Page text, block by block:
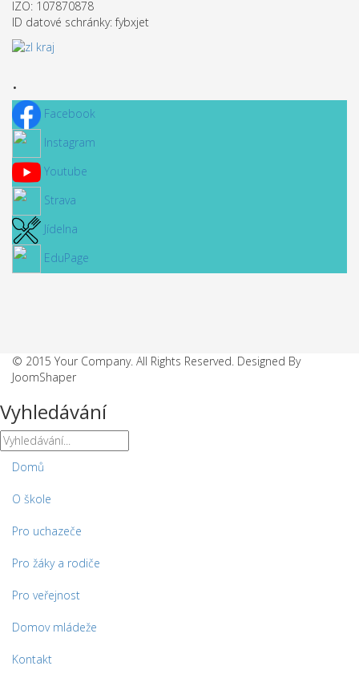
IZO: 107870878
ID datové schránky: fybxjet
.
Facebook
Instagram
Youtube
Strava
Jídelna
EduPage
© 2015 Your Company. All Rights Reserved. Designed By
JoomShaper
Vyhledávání
Domů
O škole
Pro uchazeče
Pro žáky a rodiče
Pro veřejnost
Domov mládeže
Kontakt